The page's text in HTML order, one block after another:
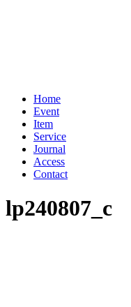
Home
Event
Item
Service
Journal
Access
Contact
lp240807_c